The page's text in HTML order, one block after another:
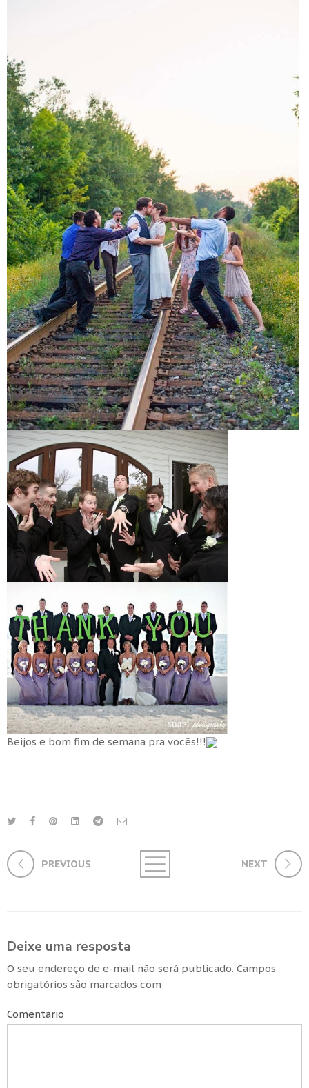
Beijos e bom fim de semana pra vocês!!!
PREVIOUS NEXT
Deixe uma resposta
O seu endereço de e-mail não será publicado. Campos
obrigatórios são marcados com
Comentário